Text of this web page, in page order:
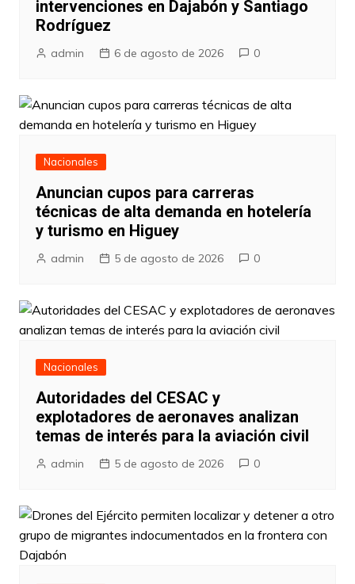
intervenciones en Dajabón y Santiago
Rodríguez
admin 6 de agosto de 2026 0
Nacionales
Anuncian cupos para carreras
técnicas de alta demanda en hotelería
y turismo en Higuey
admin 5 de agosto de 2026 0
Nacionales
Autoridades del CESAC y
explotadores de aeronaves analizan
temas de interés para la aviación civil
admin 5 de agosto de 2026 0